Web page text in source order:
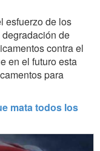
esfuerzo de los
de
contra el
en el futuro esta
para
mata todos los